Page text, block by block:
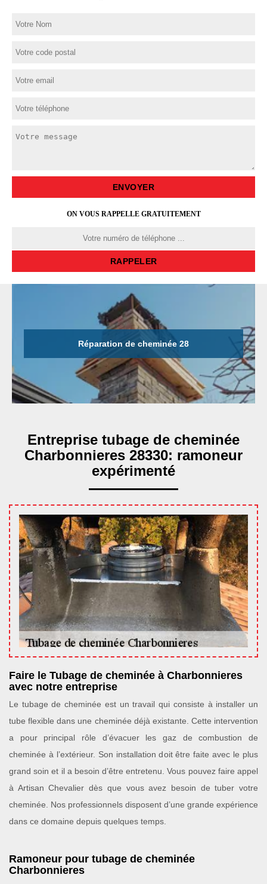
ON VOUS RAPPELLE GRATUITEMENT
Réparation de cheminée 28
Entreprise tubage de cheminée
Charbonnieres 28330: ramoneur
expérimenté
Faire le Tubage de cheminée à Charbonnieres
avec notre entreprise
Le tubage de cheminée est un travail qui consiste à installer un
tube flexible dans une cheminée déjà existante. Cette intervention
a pour principal rôle d’évacuer les gaz de combustion de
cheminée à l’extérieur. Son installation doit être faite avec le plus
grand soin et il a besoin d’être entretenu. Vous pouvez faire appel
à Artisan Chevalier dès que vous avez besoin de tuber votre
cheminée. Nos professionnels disposent d’une grande expérience
dans ce domaine depuis quelques temps.
Ramoneur pour tubage de cheminée
Charbonnieres